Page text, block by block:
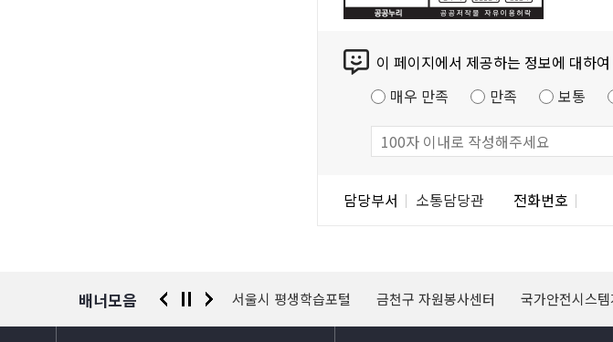
이 페이지에서 제공하는 정보에 대하
매우 만족
만족 보통
담당부서 소통담당관 전화번호
배너모음
경찰청 유실물 통합포털 서울시 평생학습포털 금천구 자원봉사센터 국가안전시스